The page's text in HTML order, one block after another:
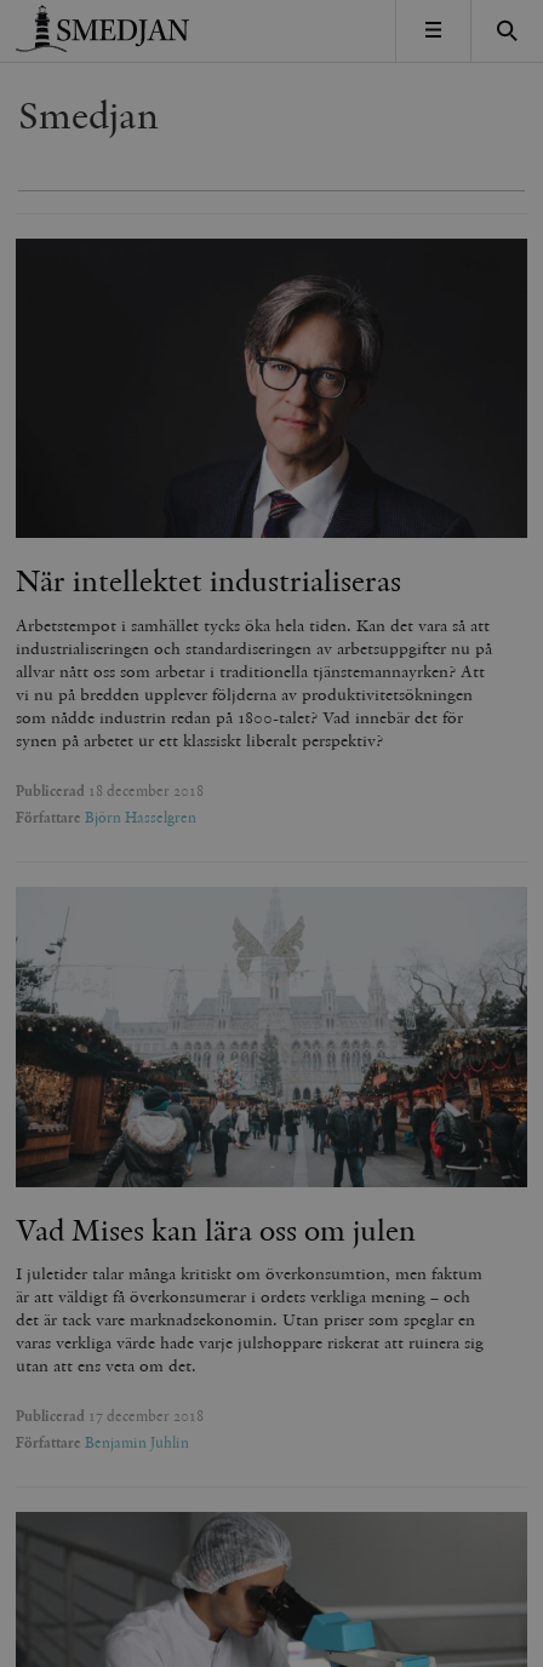
Timbro
MENY
Smedjan
När intellektet industrialiseras
Arbetstempot i samhället tycks öka hela tiden. Kan det vara så att
industrialiseringen och standardiseringen av arbetsuppgifter nu på
allvar nått oss som arbetar i traditionella tjänstemannayrken? Att
vi nu på bredden upplever följderna av produktivitetsökningen
som nådde industrin redan på 1800-talet? Vad innebär det för
synen på arbetet ur ett klassiskt liberalt perspektiv?
Publicerad 18 december 2018
Författare Björn Hasselgren
Vad Mises kan lära oss om julen
I juletider talar många kritiskt om överkonsumtion, men faktum
är att väldigt få överkonsumerar i ordets verkliga mening – och
det är tack vare marknadsekonomin. Utan priser som speglar en
varas verkliga värde hade varje julshoppare riskerat att ruinera sig
utan att ens veta om det.
Publicerad 17 december 2018
Författare Benjamin Juhlin